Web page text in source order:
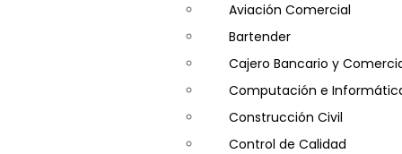
Aviación Comercial
Bartender
Cajero Bancario y
Computación e
Construcción Civil
Control de Calidad